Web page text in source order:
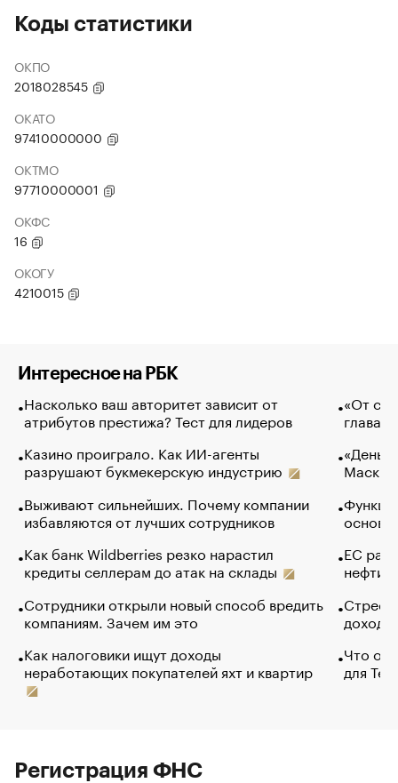
Коды статистики
ОКПО
2018028545
ОКАТО
97410000000
ОКТМО
97710000001
ОКФС
16
ОКОГУ
4210015
Интересное на РБК
Насколько ваш авторитет зависит от
атрибутов престижа? Тест для лидеров
Казино проиграло. Как ИИ-агенты
разрушают букмекерскую индустрию
Выживают сильнейших. Почему компании
избавляются от лучших сотрудников
Как банк Wildberries резко нарастил
кредиты селлерам до атак на склады
Сотрудники открыли новый способ вредить
компаниям. Зачем им это
Как налоговики ищут доходы
неработающих покупателей яхт и квартир
«От
глава
Маск в
основ
ЕС
нефти
Что
для
Регистрация ФНС